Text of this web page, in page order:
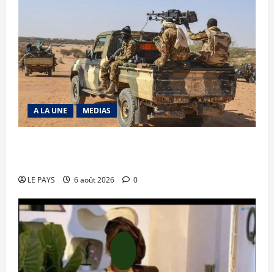
A LA UNE MEDIAS
LE PAYS 6 août 2026 0